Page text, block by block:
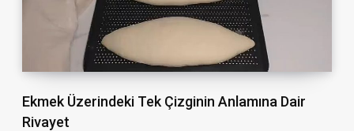
Ekmek Üzerindeki Tek Çizginin Anlamına Dair
Rivayet